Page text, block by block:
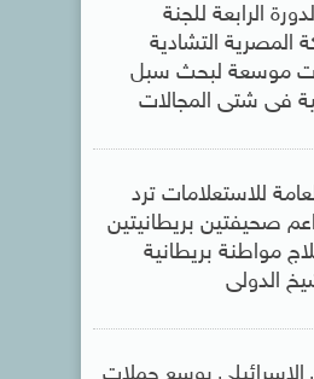
الرابعة للجنة
المصرية التشادية
موسعة لبحث سبل
فى شتى المجالات
للاستعلامات ترد
صحيفتين بريطانيتين
مواطنة بريطانية
الدولى